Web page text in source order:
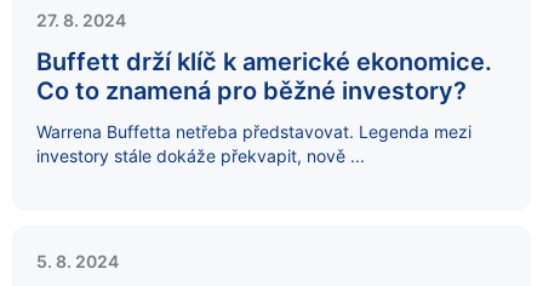
27. 8. 2024
Buffett drží klíč k americké ekonomice.
Co to znamená pro běžné investory?
Warrena Buffetta netřeba představovat. Legenda mezi
investory stále dokáže překvapit, nově ...
5. 8. 2024